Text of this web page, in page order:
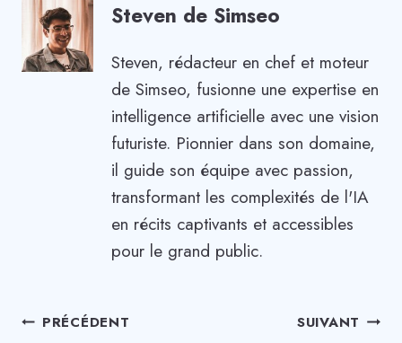
Steven de Simseo
Steven, rédacteur en chef et moteur
de Simseo, fusionne une expertise en
intelligence artificielle avec une vision
futuriste. Pionnier dans son domaine,
il guide son équipe avec passion,
transformant les complexités de l'IA
en récits captivants et accessibles
pour le grand public.
Navigation
PRÉCÉDENT SUIVANT